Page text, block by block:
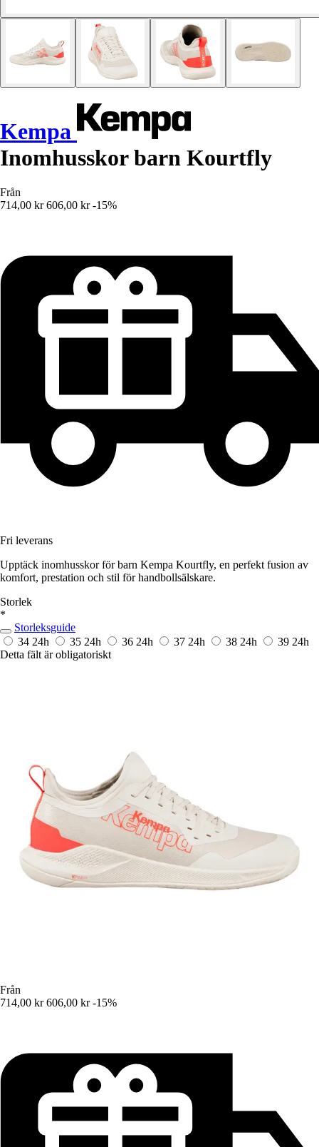
Kempa
Inomhusskor barn Kourtfly
Från
714,00 kr 606,00 kr -15%
Fri leverans
Upptäck inomhusskor för barn Kempa Kourtfly, en perfekt fusion av
komfort, prestation och stil för handbollsälskare.
Storlek
*
Storleksguide
34 24h 35 24h 36 24h 37 24h 38 24h 39 24h
Detta fält är obligatoriskt
Från
714,00 kr 606,00 kr -15%